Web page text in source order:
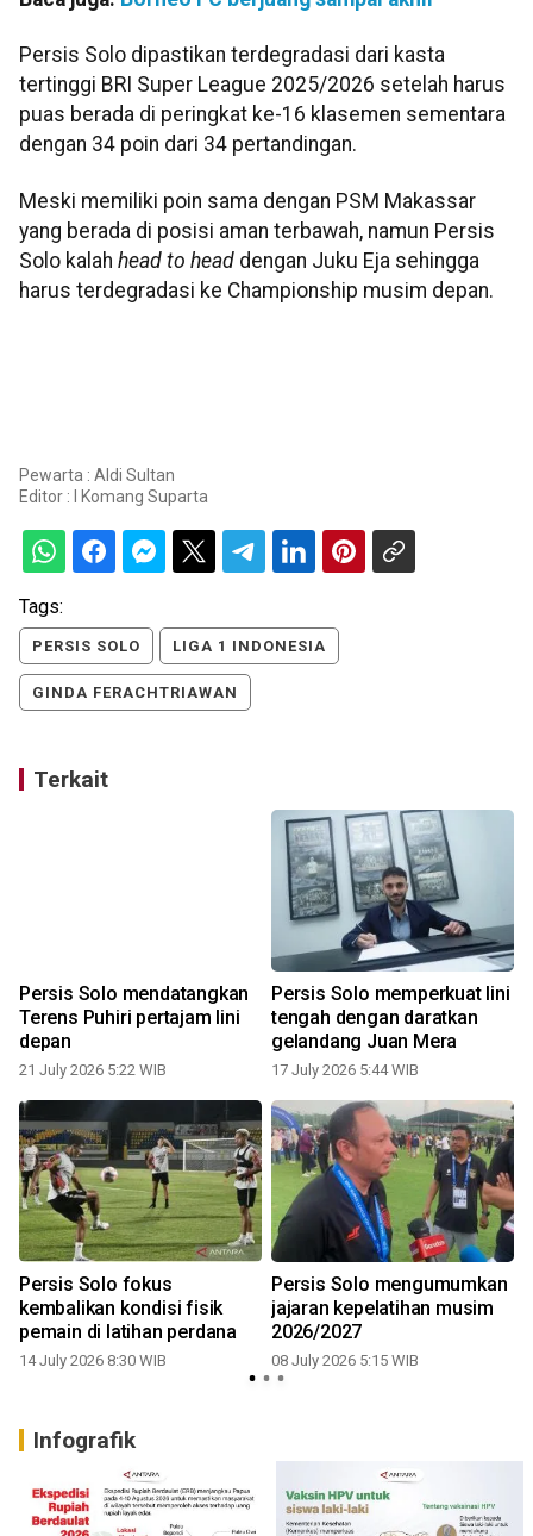
Persis Solo dipastikan terdegradasi dari kasta
tertinggi BRI Super League 2025/2026 setelah harus
puas berada di peringkat ke-16 klasemen sementara
dengan 34 poin dari 34 pertandingan.
Meski memiliki poin sama dengan PSM Makassar
yang berada di posisi aman terbawah, namun Persis
Solo kalah head to head dengan Juku Eja sehingga
harus terdegradasi ke Championship musim depan.
Pewarta : Aldi Sultan
Editor :
I Komang Suparta
Tags:
PERSIS SOLO LIGA 1 INDONESIA
GINDA FERACHTRIAWAN
Terkait
Persis Solo mendatangkan
Terens Puhiri pertajam lini
depan
21 July 2026 5:22 WIB
Persis Solo memperkuat lini
tengah dengan daratkan
gelandang Juan Mera
17 July 2026 5:44 WIB
Persis Solo fokus
kembalikan kondisi fisik
pemain di latihan perdana
14 July 2026 8:30 WIB
Persis Solo mengumumkan
jajaran kepelatihan musim
2026/2027
08 July 2026 5:15 WIB
Infografik